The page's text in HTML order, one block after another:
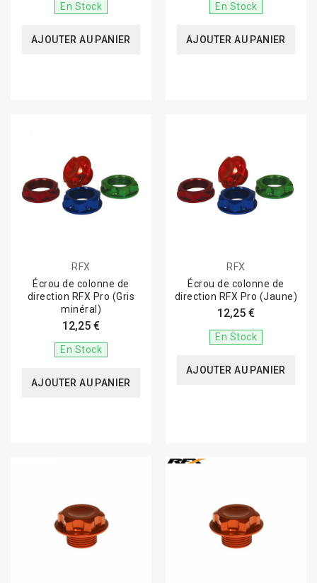
En Stock
AJOUTER AU PANIER
En Stock
AJOUTER AU PANIER
RFX
Écrou de colonne de
direction RFX Pro (Gris
minéral)
12,25 €
En Stock
AJOUTER AU PANIER
RFX
Écrou de colonne de
direction RFX Pro (Jaune)
12,25 €
En Stock
AJOUTER AU PANIER